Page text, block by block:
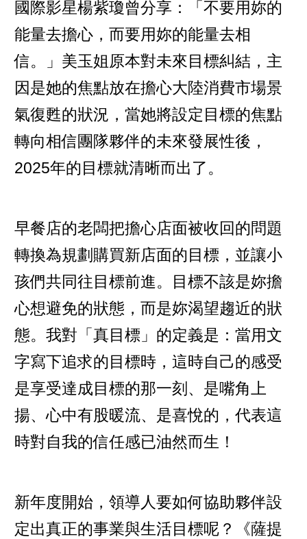
國際影星楊紫瓊曾分享：「不要用妳的
能量去擔心，而要用妳的能量去相
信。」美玉姐原本對未來目標糾結，主
因是她的焦點放在擔心大陸消費市場景
氣復甦的狀況，當她將設定目標的焦點
轉向相信團隊夥伴的未來發展性後，
2025年的目標就清晰而出了。
早餐店的老闆把擔心店面被收回的問題
轉換為規劃購買新店面的目標，並讓小
孩們共同往目標前進。目標不該是妳擔
心想避免的狀態，而是妳渴望趨近的狀
態。我對「真目標」的定義是：當用文
字寫下追求的目標時，這時自己的感受
是享受達成目標的那一刻、是嘴角上
揚、心中有股暖流、是喜悅的，代表這
時對自我的信任感已油然而生！
新年度開始，領導人要如何協助夥伴設
定出真正的事業與生活目標呢？《薩提